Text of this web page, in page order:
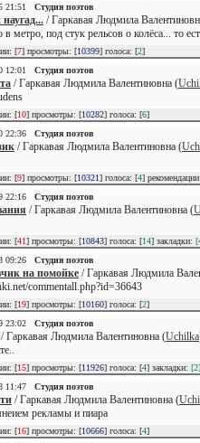
21:51
Студия поэтов
/ Гаркавая Людмила
в метро, под стук рельсов о колёса... то
[7] просмотры: [10399] голоса: [2]
12:01
Студия поэтов
/ Гаркавая Людмила Валентиновна (
[10] просмотры: [10282] голоса: [6]
22:36
Студия поэтов
/ Гаркавая Людмила Валентиновна (
[9] просмотры: [10321] голоса: [4]
22:16
Студия поэтов
/ Гаркавая Людмила Валентиновна (
[41] просмотры: [10843] голоса: [14] закладки:
09:26
Студия поэтов
на помойке / Гаркавая Людмила
commentall.php?id=36643
[19] просмотры: [10160] голоса: [2]
23:02
Студия поэтов
/ Гаркавая Людмила Валентиновна (Uchilka
[15] просмотры: [11926] голоса: [4] закладки: [2]
11:47
Студия поэтов
/ Гаркавая Людмила Валентиновна (
рекламы и пиара
[16] просмотры: [10666] голоса: [4]